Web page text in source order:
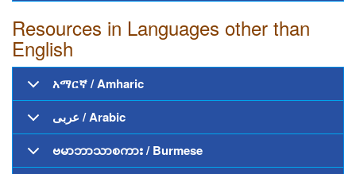
Resources in Languages other than
English
አማርኛ / Amharic
عربى / Arabic
ဗမာဘာသာစကား / Burmese